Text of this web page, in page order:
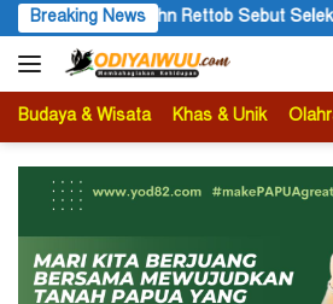
Langsung
ke
konten
Breaking News
Sebut Seleksi Direksi PT MAS Wajib
Budaya & Wisata Khas & Unik